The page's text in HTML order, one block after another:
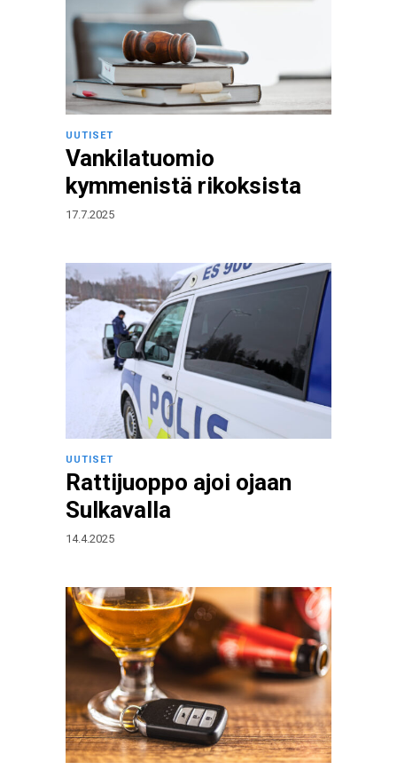
UUTISET
Vankilatuomio
kymmenistä rikoksista
17.7.2025
UUTISET
Rattijuoppo ajoi ojaan
Sulkavalla
14.4.2025